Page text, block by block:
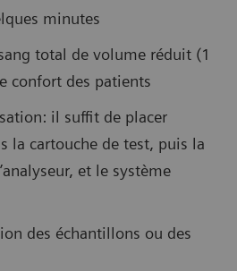
minutes
total de volume réduit (1
confort des patients
il suffit de placer
la cartouche de test, puis la
et le système
des échantillons ou des